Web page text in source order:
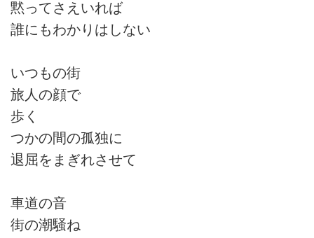
黙ってさえいれば
誰にもわかりはしない
いつもの街
旅人の顔で
歩く
つかの間の孤独に
退屈をまぎれさせて
車道の音
街の潮騒ね